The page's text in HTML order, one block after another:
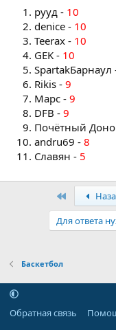
рууд - 10
denice - 10
Teerax - 10
GEK - 10
SpartakБарнаул
Rikis - 9
Марс - 9
DFB - 9
Почётный
andru69 - 8
Славян - 5
Первый
Для ответа
Баскетбол
Обратная связь